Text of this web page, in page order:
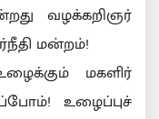
வழக்கறிஞர்
மன்றம்!
மகளிர்
உழைப்புச்